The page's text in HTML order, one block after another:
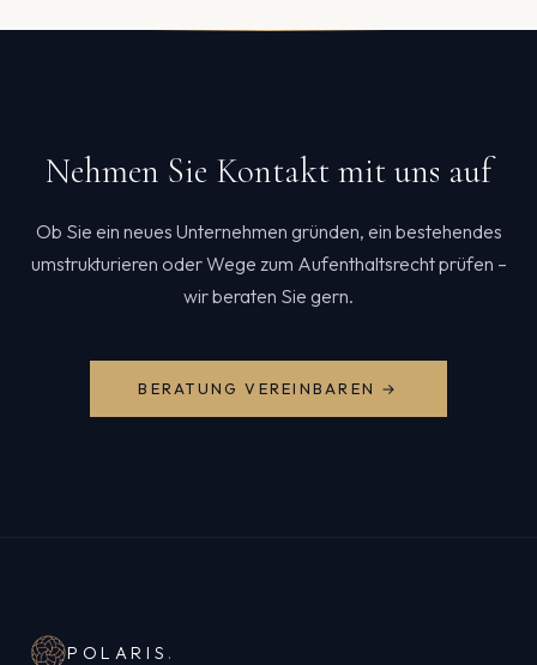
Nehmen Sie Kontakt mit uns auf
Ob Sie ein neues Unternehmen gründen, ein bestehendes
umstrukturieren oder Wege zum Aufenthaltsrecht prüfen –
wir beraten Sie gern.
BERATUNG VEREINBAREN →
POLARIS .